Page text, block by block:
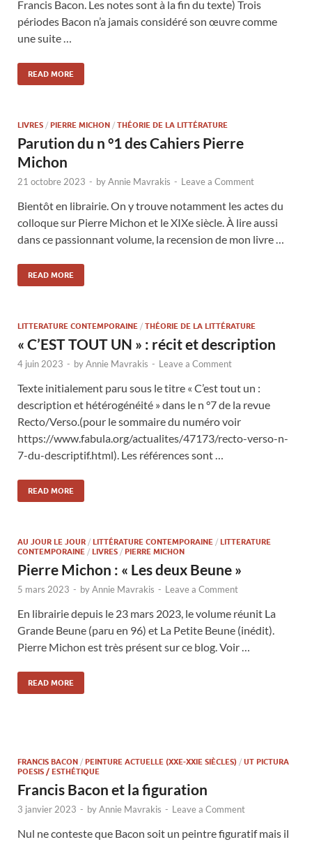
Francis Bacon. Les notes sont à la fin du texte) Trois
périodes Bacon n’a jamais considéré son œuvre comme
une suite …
READ MORE
LIVRES / PIERRE MICHON / THÉORIE DE LA LITTÉRATURE
Parution du n °1 des Cahiers Pierre
Michon
21 octobre 2023 - byAnnie Mavrakis - Leave a Comment
Bientôt en librairie. On y trouve notamment les actes du
colloque sur Pierre Michon et le XIXe siècle. À lire aussi
dans ce passionnant volume, la recension de mon livre …
READ MORE
LITTERATURE CONTEMPORAINE / THÉORIE DE LA LITTÉRATURE
« C’EST TOUT UN » : récit et description
4 juin 2023 - byAnnie Mavrakis - Leave a Comment
Texte initialement paru sous le titre « C’est tout un :
description et hétérogénéité » dans le n °7 de la revue
Recto/Verso.(pour le sommaire du numéro voir
https://www.fabula.org/actualites/47173/recto-verso-n-
7-du-descriptif.html). Les références sont …
READ MORE
AU JOUR LE JOUR / LITTÉRATURE CONTEMPORAINE / LITTERATURE
CONTEMPORAINE / LIVRES / PIERRE MICHON
Pierre Michon : « Les deux Beune »
5 mars 2023 - byAnnie Mavrakis - Leave a Comment
En librairie depuis le 23 mars 2023, le volume réunit La
Grande Beune (paru en 96) et La Petite Beune (inédit).
Pierre Michon est très présent sur ce blog. Voir …
READ MORE
FRANCIS BACON / PEINTURE ACTUELLE (XXE-XXIE SIÈCLES) / UT PICTURA
POESIS / ESTHÉTIQUE
Francis Bacon et la figuration
3 janvier 2023 - byAnnie Mavrakis - Leave a Comment
Nul ne conteste que Bacon soit un peintre figuratif mais il